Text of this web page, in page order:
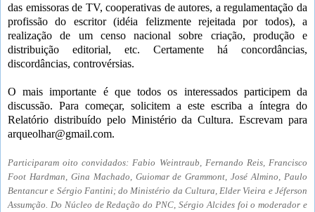
das emissoras de TV, cooperativas de autores, a regulamentação da
profissão do escritor (idéia felizmente rejeitada por todos), a
realização de um censo nacional sobre criação, produção e
distribuição editorial, etc. Certamente há concordâncias,
discordâncias, controvérsias.
O mais importante é que todos os interessados participem da
discussão. Para começar, solicitem a este escriba a íntegra do
Relatório distribuído pelo Ministério da Cultura. Escrevam para
arqueolhar@gmail.com.
Participaram oito convidados: Fabio Weintraub, Fernando Reis, Francisco
Foot Hardman, Gina Machado, Guiomar de Grammont, José Almino, Paulo
Bentancur e Sérgio Fantini; do Ministério da Cultura, Elder Vieira e Jéferson
Assumção. Do Núcleo de Redação do PNC, Sérgio Alcides foi o moderador e